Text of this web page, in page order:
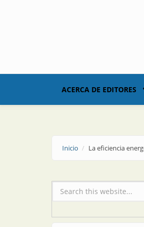
ACERCA DE EDITORES
Inicio La eficiencia
Formulario de